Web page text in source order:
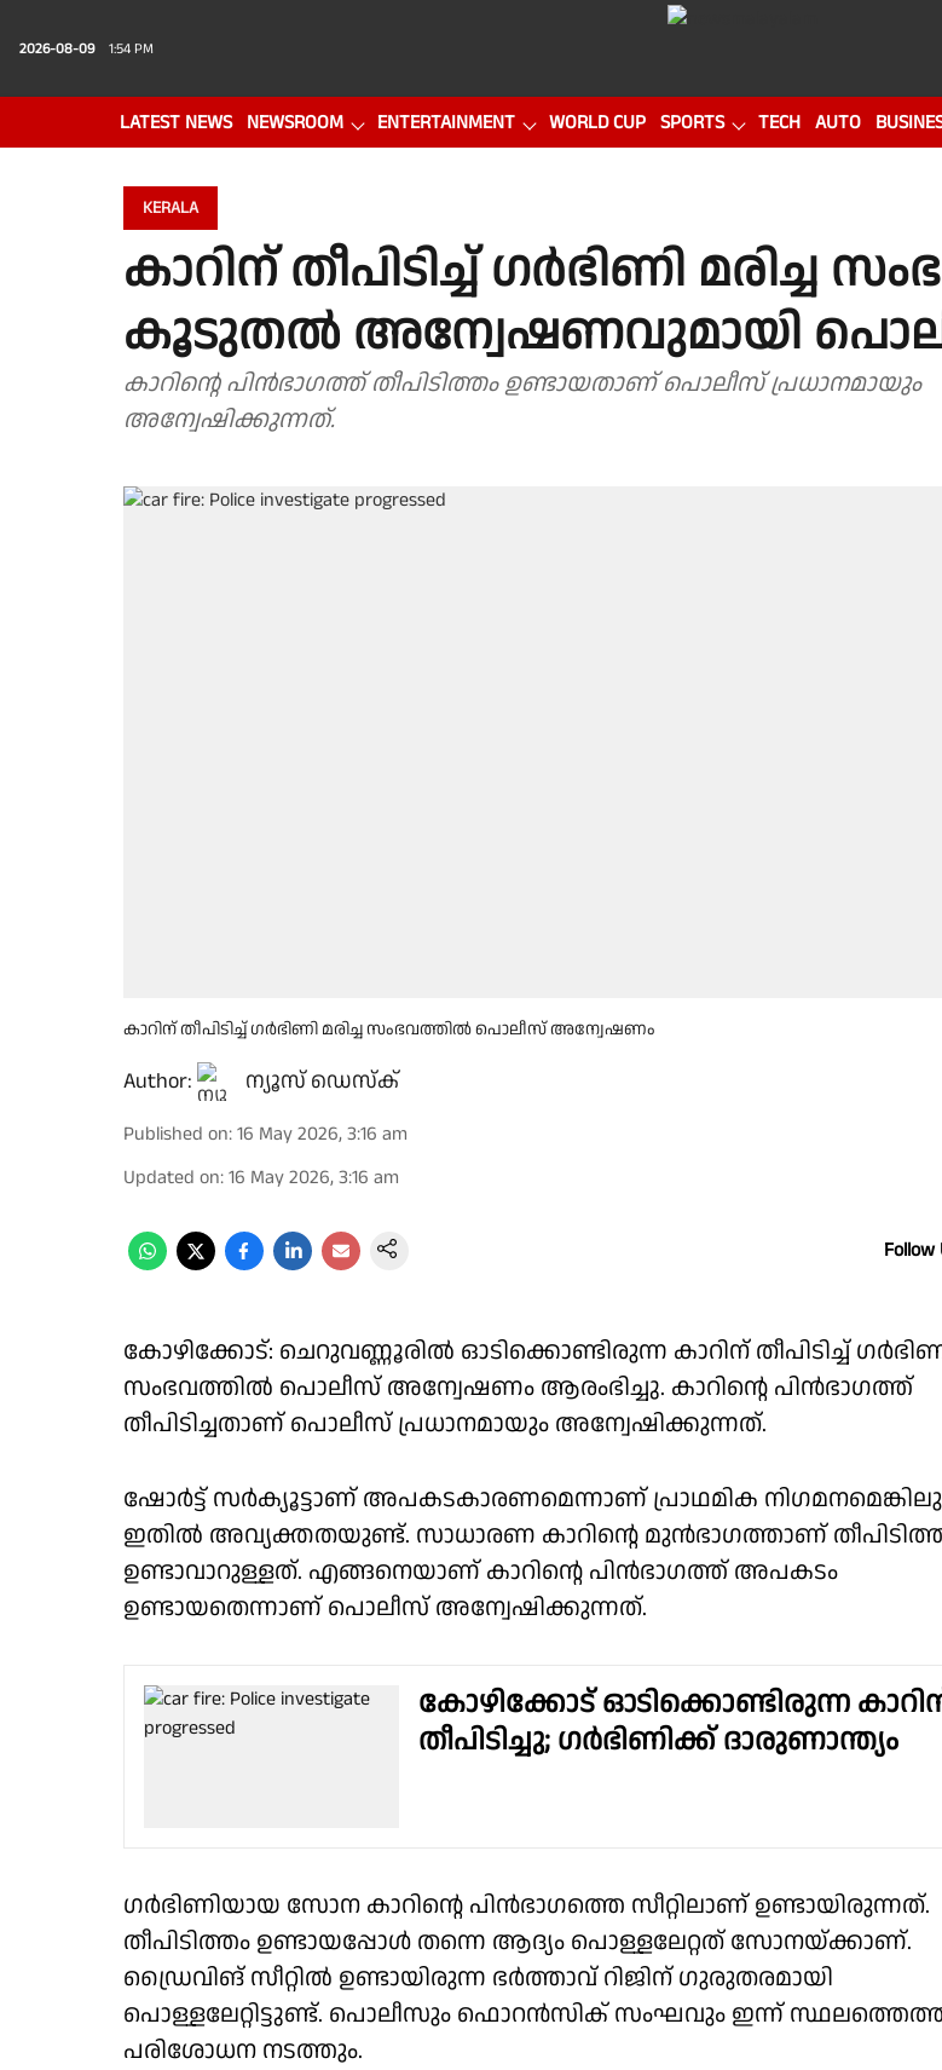
2026-08-09 1:54 PM
LATEST NEWS NEWSROOM ENTERTAINMENT WORLD CUP SPORTS TECH AUTO
KERALA
കാറിന് തീപിടിച്ച് ഗർഭിണി മരിച്ച
കൂടുതൽ അന്വേഷണവുമായി
കാറിൻ്റെ പിൻഭാഗത്ത് തീപിടിത്തം ഉണ്ടായതാണ് പൊലീസ് പ്രധാനമായും
അന്വേഷിക്കുന്നത്.
കാറിന് തീപിടിച്ച് ഗർഭിണി മരിച്ച സംഭവത്തിൽ പൊലീസ് അന്വേഷണം
Author: ന്യൂസ് ഡെസ്ക്
Published on:16 May 2026, 3:16 am
Updated on:16 May 2026, 3:16 am
Follow
കോഴിക്കോട്: ചെറുവണ്ണൂരിൽ ഓടിക്കൊണ്ടിരുന്ന കാറിന് തീപിടിച്ച് ഗർഭിണി
സംഭവത്തിൽ പൊലീസ് അന്വേഷണം ആരംഭിച്ചു. കാറിൻ്റെ പിൻഭാഗത്ത്
തീപിടിച്ചതാണ് പൊലീസ് പ്രധാനമായും അന്വേഷിക്കുന്നത്.
ഷോർട്ട് സർക്യൂട്ടാണ് അപകടകാരണമെന്നാണ് പ്രാഥമിക
ഇതിൽ അവ്യക്തതയുണ്ട്. സാധാരണ കാറിൻ്റെ മുൻഭാഗത്താണ്
ഉണ്ടാവാറുള്ളത്. എങ്ങനെയാണ് കാറിൻ്റെ പിൻഭാഗത്ത് അപകടം
ഉണ്ടായതെന്നാണ് പൊലീസ് അന്വേഷിക്കുന്നത്.
കോഴിക്കോട് ഓടിക്കൊണ്ടിരുന്ന
തീപിടിച്ചു; ഗർഭിണിക്ക് ദാരുണാന്ത്യം
ഗർഭിണിയായ സോന കാറിൻ്റെ പിൻഭാഗത്തെ സീറ്റിലാണ് ഉണ്ടായിരുന്നത്.
തീപിടിത്തം ഉണ്ടായപ്പോൾ തന്നെ ആദ്യം പൊള്ളലേറ്റത് സോനയ്ക്കാണ്.
ഡ്രൈവിങ് സീറ്റിൽ ഉണ്ടായിരുന്ന ഭർത്താവ് റിജിന് ഗുരുതരമായി
പൊള്ളലേറ്റിട്ടുണ്ട്. പൊലീസും ഫൊറൻസിക് സംഘവും ഇന്ന്
പരിശോധന നടത്തും.